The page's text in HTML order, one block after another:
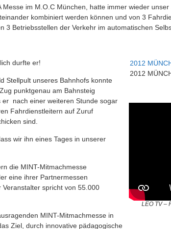
im M.O.C München, hatte immer wieder
kombiniert werden können und von 3
Betriebsstellen der Verkehr im automatischen
durfte er!
Stellpult unseres Bahnhofs konnte
punktgenau am Bahnsteig
er nach einer weiteren Stunde sogar
Fahrdienstleitern auf Zuruf
sind.
wir ihn eines Tages in unserer
die MINT-Mitmachmesse
eine ihrer Partnermessen
Veranstalter spricht von 55.000
MINT-Mitmachmesse in
Ziel, durch innovative pädagogische
2012
2012
LEO TV –